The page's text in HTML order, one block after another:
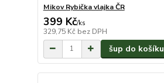
Mikov Rybička vlajka ČR
399 Kč/ks
329,75 Kč bez DPH
šup do košíku